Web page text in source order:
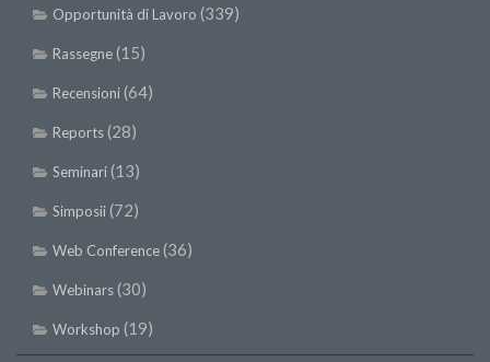
Opportunità di Lavoro (339)
Rassegne(15)
Recensioni(64)
Reports(28)
Seminari(13)
Simposii(72)
Web Conference(36)
Webinars(30)
Workshop (19)